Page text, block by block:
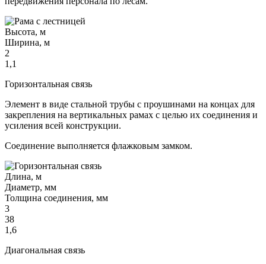
Высота, м
Ширина, м
2
1,1
Горизонтальная связь
Элемент в виде стальной трубы с проушинами на концах для
закрепления на вертикальных рамах с целью их соединения и
усиления всей конструкции.
Соединение выполняется флажковым замком.
Длина, м
Диаметр, мм
Толщина соединения, мм
3
38
1,6
Диагональная связь